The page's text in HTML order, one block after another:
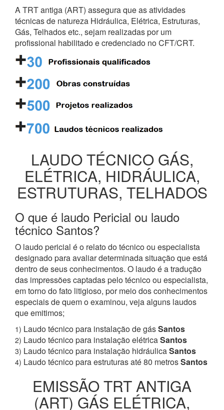
A TRT antiga (ART) assegura que as atividades
técnicas de natureza Hidráulica, Elétrica, Estruturas,
Gás, Telhados etc., sejam realizadas por um
profissional habilitado e credenciado no CFT/CRT.
LAUDO TÉCNICO GÁS,
ELÉTRICA, HIDRÁULICA,
ESTRUTURAS, TELHADOS
O que é laudo Pericial ou laudo
técnico Santos?
O laudo pericial é o relato do técnico ou especialista
designado para avaliar determinada situação que está
dentro de seus conhecimentos. O laudo é a tradução
das impressões captadas pelo técnico ou especialista,
em torno do fato litigioso, por meio dos conhecimentos
especiais de quem o examinou, veja alguns laudos
que emitimos;
1) Laudo técnico para instalação de gásSantos
2) Laudo técnico para instalação elétricaSantos
3) Laudo técnico para instalação hidráulicaSantos
4) Laudo técnico para estruturas até 80 metrosSantos
EMISSÃO TRT ANTIGA
(ART) GÁS ELÉTRICA,